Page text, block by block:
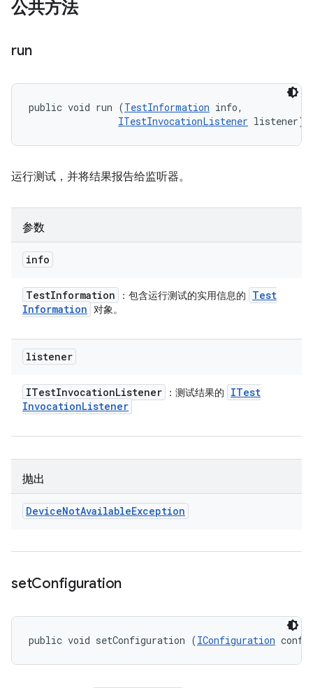
公共方法
run
public void run (TestInformation info,
ITestInvocationListener listener)
运行测试，并将结果报告给监听器。
参数
info
TestInformation ：包含运行测试的实用信息的
Test
Information 对象。
listener
ITestInvocationListener ：测试结果的
ITest
InvocationListener
抛出
DeviceNotAvailableException
setConfiguration
public void setConfiguration (IConfiguration